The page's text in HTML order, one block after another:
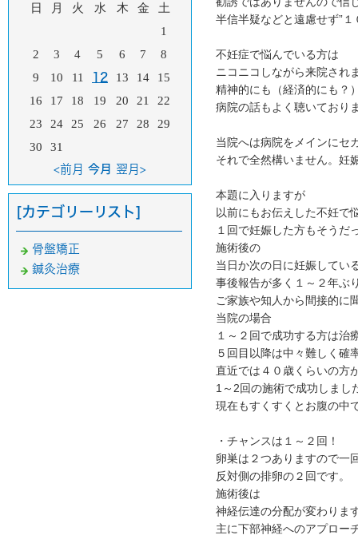
半信半疑などと遠慮せず”
不妊症で悩んでいる方は
ニコニコしながら来院され
精神的にも（経済的にも？
病院の話もよく聴いており
当院へは病院をメインにセ
それで全然構いません。妊
本題に入りますが
以前にもお伝えした不妊で
１回で妊娠した方もそうだ
施術後の
当日か次の日に妊娠してい
事後報告が多く１～２年ぶ
ご家族や知人から間接的に
当院の場合
１～２回で成功する方は治
５回目以降は中々難しく確
直近では４０歳くらいの方
1～2回の施術で成功しまし
現在もすくすくとお腹の中
・チャンスは１～２回！
卵巣は２つありますので一
反対側の排卵の２回です。
施術後は
神経伝達の分配が変わりま
主に下部神経へのアプロー
日 月 火 水 木 金
土
1
2
3 4 5 6 7
8
9
10 11 12 13 14
15
16
17 18 19 20 21
22
23
24 25 26 27 28
29
30
31
<前月 今月 翌月>
[カテゴリーリスト]
骨盤矯正
鍼灸治療